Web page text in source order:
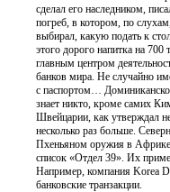
сделал его наследником,
погреб, в котором, по
выбирал, какую подать к
этого дорого напитка на
главным центром
банков мира. Не случайно
с паспортом…
знает никто, кроме самих
Швейцарии, как утверждал
несколько раз больше.
Пхеньяном оружия в Африке.
список «Отдел 39». Их
Например, компания Korea
банковские транзакции.